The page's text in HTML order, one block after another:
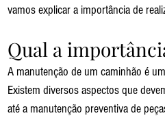
vamos explicar a importância de
Qual a
A manutenção de um caminhão é
Existem diversos aspectos que
até a manutenção preventiva de